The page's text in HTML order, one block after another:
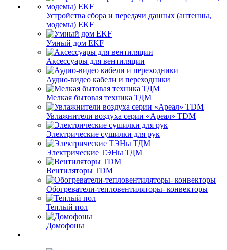
Устройства сбора и передачи данных (антенны,
модемы) EKF
Умный дом EKF
Аксессуары для вентиляции
Аудио-видео кабели и переходники
Мелкая бытовая техника ТДМ
Увлажнители воздуха серии «Ареал» TDM
Электрические сушилки для рук
Электрические ТЭНы ТДМ
Вентиляторы TDM
Обогреватели-тепловентиляторы- конвекторы
Теплый пол
Домофоны